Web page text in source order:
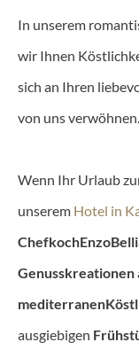
In unserem
wir Ihnen
sich an Ihren
von uns verwöhnen.
Wenn Ihr Urlaub
unserem Hotel in
ChefkochEnzo
Genusskreationen
mediterranen
ausgiebigen